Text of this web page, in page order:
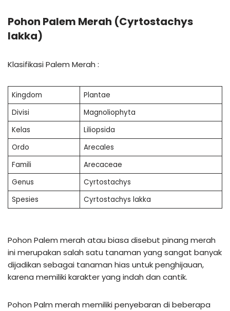
Pohon Palem Merah (Cyrtostachys
lakka)
Klasifikasi Palem Merah :
Kingdom
Plantae
Divisi
Magnoliophyta
Kelas
Liliopsida
Ordo
Arecales
Famili
Arecaceae
Genus
Cyrtostachys
Spesies
Cyrtostachys lakka
Pohon Palem merah atau biasa disebut pinang merah
ini merupakan salah satu tanaman yang sangat banyak
dijadikan sebagai tanaman hias untuk penghijauan,
karena memiliki karakter yang indah dan cantik.
Pohon Palm merah memiliki penyebaran di beberapa